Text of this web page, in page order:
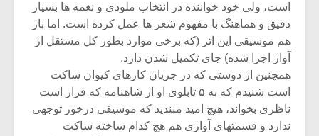
است، ولی خود خواننده در انتخاب ملودی و نغمه ها بسیار
دقیق و هماهنگ با مفهوم شعر ها عمل کرده است. اما باز
هم موسیقی این اثر (که برخی موارد بطور کل مستقل از
آواز اجرا شده) جای تکمیل شدن دارد.
همچنین از دوستی که در جریان کارهای کیوان ساکت
است شنیدم که به ۵ تابلوی او از شاهنامه که قرار است
ناظری بخواند، هیچ امید مبندید که موسیقی درخور توجهی
ندارد و قسمتهای آوازی هم هچ کدام ساخته ساکت